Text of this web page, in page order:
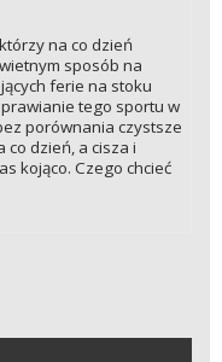
na co dzień
sposób na
ferie na stoku
tego sportu w
porównania czystsze
co dzień, a cisza i
kojąco. Czego chcieć